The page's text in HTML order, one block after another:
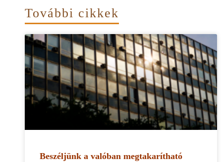
További cikkek
Beszéljünk a valóban megtakarítható